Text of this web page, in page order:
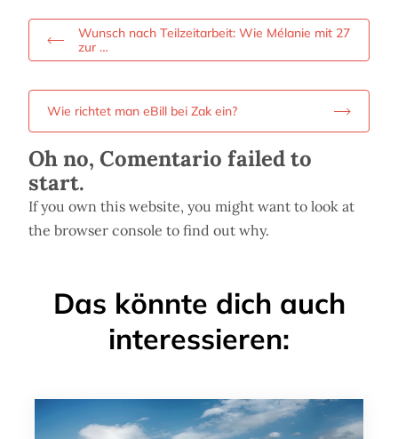
Wunsch nach Teilzeitarbeit: Wie Mélanie mit 27
zur …
Wie richtet man eBill bei Zak ein?
Oh no, Comentario failed to
start.
If you own this website, you might want to look at
the browser console to find out why.
Das könnte dich auch
interessieren: